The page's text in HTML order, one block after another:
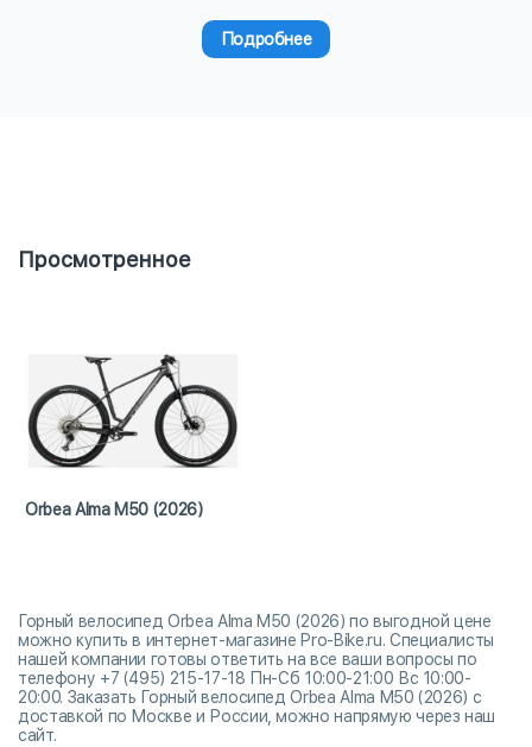
Подробнее
Просмотренное
Orbea Alma M50 (2026)
Горный велосипед Orbea Alma M50 (2026) по выгодной цене
можно купить в интернет-магазине Pro-Bike.ru. Специалисты
нашей компании готовы ответить на все ваши вопросы по
телефону +7 (495) 215-17-18 Пн-Сб 10:00-21:00 Вс 10:00-
20:00. Заказать Горный велосипед Orbea Alma M50 (2026) с
доставкой по Москве и России, можно напрямую через наш
сайт.